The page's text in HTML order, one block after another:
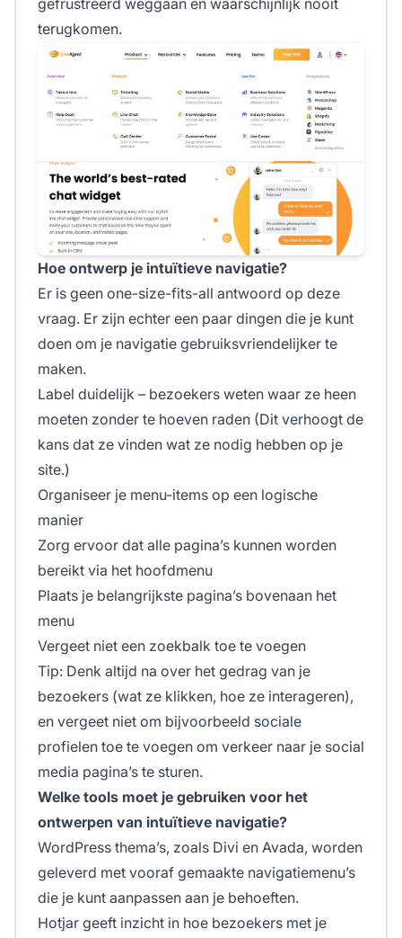
terugkomen.
Hoe ontwerp je intuïtieve navigatie?
Er is geen one-size-fits-all antwoord op deze
vraag. Er zijn echter een paar dingen die je kunt
doen om je navigatie gebruiksvriendelijker te
maken.
Label duidelijk – bezoekers weten waar ze heen
moeten zonder te hoeven raden (Dit verhoogt de
kans dat ze vinden wat ze nodig hebben op je
site.)
Organiseer je menu-items op een logische
manier
Zorg ervoor dat alle pagina’s kunnen worden
bereikt via het hoofdmenu
Plaats je belangrijkste pagina’s bovenaan het
menu
Vergeet niet een zoekbalk toe te voegen
Tip: Denk altijd na over het gedrag van je
bezoekers (wat ze klikken, hoe ze interageren),
en vergeet niet om bijvoorbeeld sociale
profielen toe te voegen om verkeer naar je social
media pagina’s te sturen.
Welke tools moet je gebruiken voor het
ontwerpen van intuïtieve navigatie?
WordPress thema’s, zoals Divi en Avada, worden
geleverd met vooraf gemaakte navigatiemenu’s
die je kunt aanpassen aan je behoeften.
Hotjar geeft inzicht in hoe bezoekers met je